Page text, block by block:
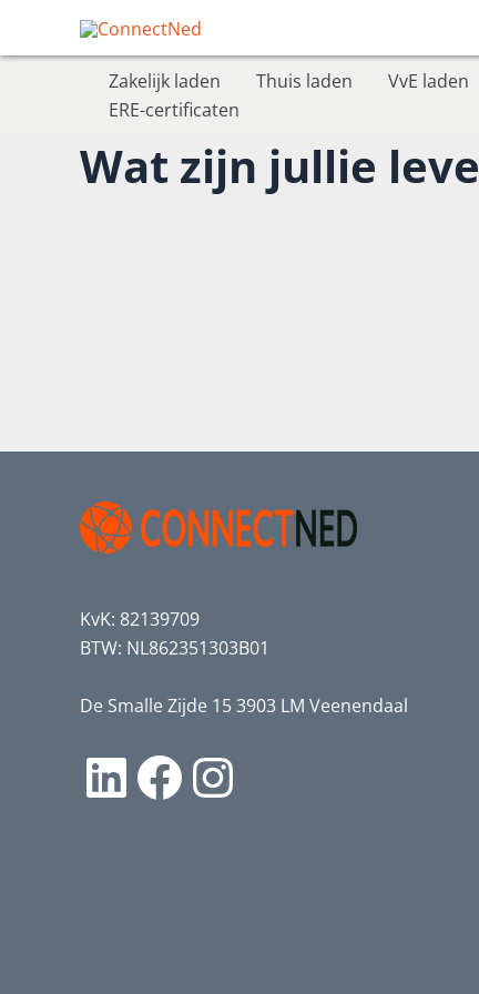
Zakelijk laden Thuis laden VvE laden
ERE-certificaten
Wat zijn jullie
KvK: 82139709
BTW: NL862351303B01
De Smalle Zijde 15 3903 LM Veenendaal
LinkedIn
Facebook
Instagram